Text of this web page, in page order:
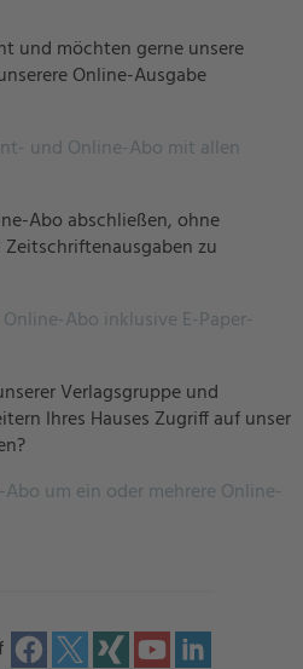
und möchten gerne unsere
Online-Ausgabe
und Online-Abo mit allen
Abo abschließen, ohne
zu
Abo inklusive E-Paper-
Verlagsgruppe und
Ihres Hauses Zugriff auf unser
um ein oder mehrere Online-